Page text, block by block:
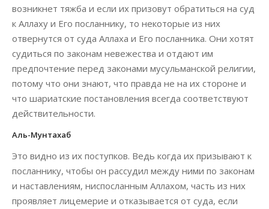
возникнет тяжба и если их призовут обратиться на суд
к Аллаху и Его посланнику, то некоторые из них
отвернутся от суда Аллаха и Его посланника. Они хотят
судиться по законам невежества и отдают им
предпочтение перед законами мусульманской религии,
потому что они знают, что правда не на их стороне и
что шариатские постановления всегда соответствуют
действительности.
Аль-Мунтахаб
Это видно из их поступков. Ведь когда их призывают к
посланнику, чтобы он рассудил между ними по законам
и наставлениям, ниспосланным Аллахом, часть из них
проявляет лицемерие и отказывается от суда, если